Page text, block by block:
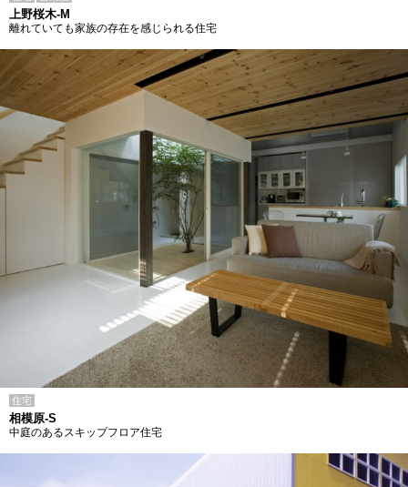
上野桜木-M
離れていても家族の存在を感じられる住宅
住宅
相模原-S
中庭のあるスキップフロア住宅